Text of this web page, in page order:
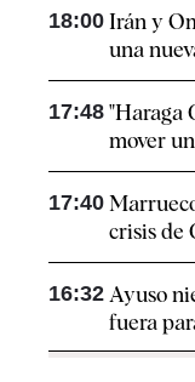
18:00 Irán y
una
17:48 "Haraga
mover
17:40
crisis de
16:32 Ayuso
fuera